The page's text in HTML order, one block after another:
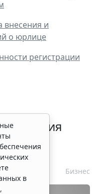
внесения и
о юрлице
регистрации
Бизнес
в